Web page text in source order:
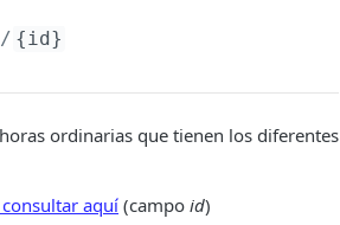
/ {id}
ordinarias que tienen los diferentes
consultar aquí(campo id)